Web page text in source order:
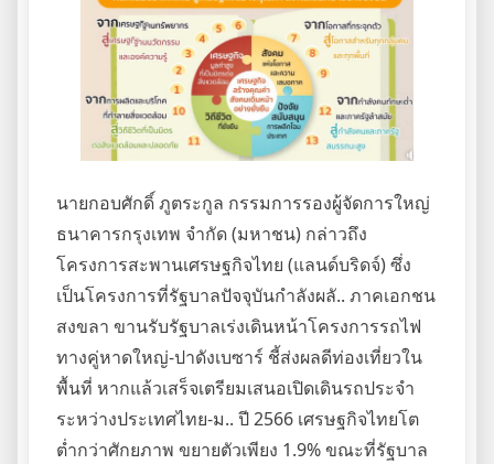
นายกอบศักดิ์ ภูตระกูล กรรมการรองผู้จัดการใหญ่
ธนาคารกรุงเทพ จำกัด (มหาชน) กล่าวถึง
โครงการสะพานเศรษฐกิจไทย (แลนด์บริดจ์) ซึ่ง
เป็นโครงการที่รัฐบาลปัจจุบันกำลังผลั.. ภาคเอกชน
สงขลา ขานรับรัฐบาลเร่งเดินหน้าโครงการรถไฟ
ทางคู่หาดใหญ่-ปาดังเบซาร์ ชี้ส่งผลดีท่องเที่ยวใน
พื้นที่ หากแล้วเสร็จเตรียมเสนอเปิดเดินรถประจำ
ระหว่างประเทศไทย-ม.. ปี 2566 เศรษฐกิจไทยโต
ต่ำกว่าศักยภาพ ขยายตัวเพียง 1.9% ขณะที่รัฐบาล